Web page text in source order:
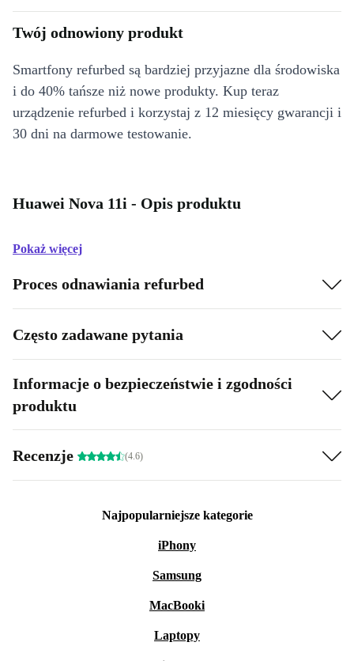
Twój odnowiony produkt
Smartfony refurbed są bardziej przyjazne dla środowiska
i do 40% tańsze niż nowe produkty. Kup teraz
urządzenie refurbed i korzystaj z 12 miesięcy gwarancji i
30 dni na darmowe testowanie.
Huawei Nova 11i - Opis produktu
Pokaż więcej
Proces odnawiania refurbed
Często zadawane pytania
Informacje o bezpieczeństwie i zgodności
produktu
Recenzje (4.6)
Najpopularniejsze kategorie
iPhony
Samsung
MacBooki
Laptopy